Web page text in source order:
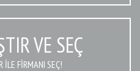
VE SEÇ
İLE FIRMANI SEÇ!